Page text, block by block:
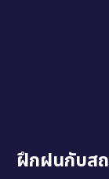
ฝึกฝนกับสถ